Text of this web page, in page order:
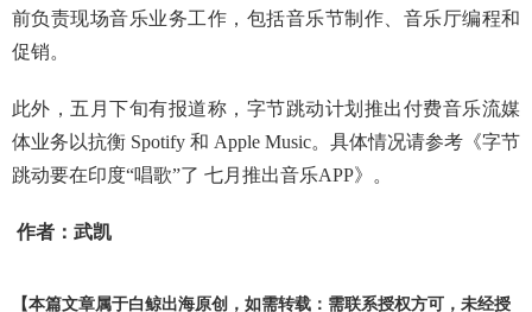
前负责现场音乐业务工作，包括音乐节制作、音乐厅编程和
促销。
此外，五月下旬有报道称，字节跳动计划推出付费音乐流媒
体业务以抗衡 Spotify 和 Apple Music。具体情况请参考 《字节
跳动要在印度“唱歌”了 七月推出音乐APP》
。
作者：武凯
【本篇文章属于白鲸出海原创，如需转载：需联系授权方可，未经授